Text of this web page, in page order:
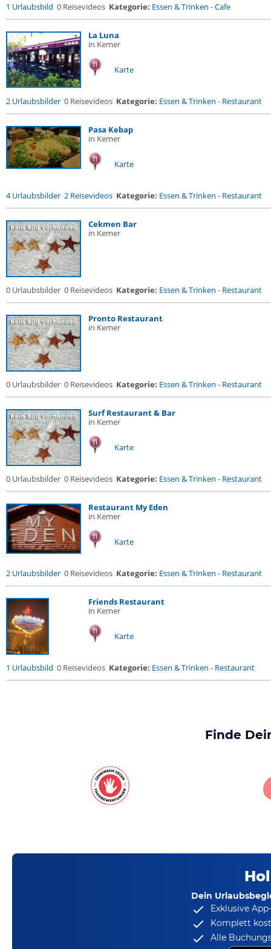
1 Urlaubsbild 0 Reisevideos Kategorie: Essen & Trinken -Cafe
La Luna
in Kemer
Karte
2 Urlaubsbilder 0 Reisevideos Kategorie: Essen & Trinken - Restaurant
Pasa Kebap
in Kemer
Karte
4 Urlaubsbilder 2 Reisevideos Kategorie: Essen & Trinken - Restaurant
Cekmen Bar
in Kemer
0 Urlaubsbilder 0 Reisevideos Kategorie: Essen & Trinken - Restaurant
Pronto Restaurant
in Kemer
0 Urlaubsbilder 0 Reisevideos Kategorie: Essen & Trinken - Restaurant
Surf Restaurant & Bar
in Kemer
Karte
0 Urlaubsbilder 0 Reisevideos Kategorie: Essen & Trinken - Restaurant
Restaurant My Eden
in Kemer
Karte
2 Urlaubsbilder 0 Reisevideos Kategorie: Essen & Trinken - Restaurant
Friends Restaurant
in Kemer
Karte
1 Urlaubsbild 0 Reisevideos Kategorie: Essen & Trinken - Restaurant
Finde
Dein
Exklusive
Komplett
Alle